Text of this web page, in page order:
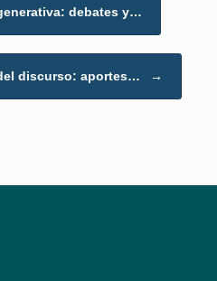
debates y…
discurso: aportes… →